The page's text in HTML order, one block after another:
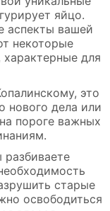
яйцо.
аспекты вашей
некоторые
для
это
нового дела или
пороге важных
разбиваете
старые
освободиться